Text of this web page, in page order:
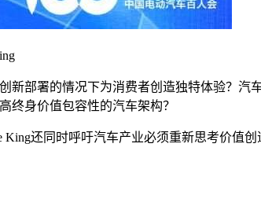
部署的情况下为消费者创造独特体验？汽
终身价值包容性的汽车架构？
还同时呼吁汽车产业必须重新思考价值